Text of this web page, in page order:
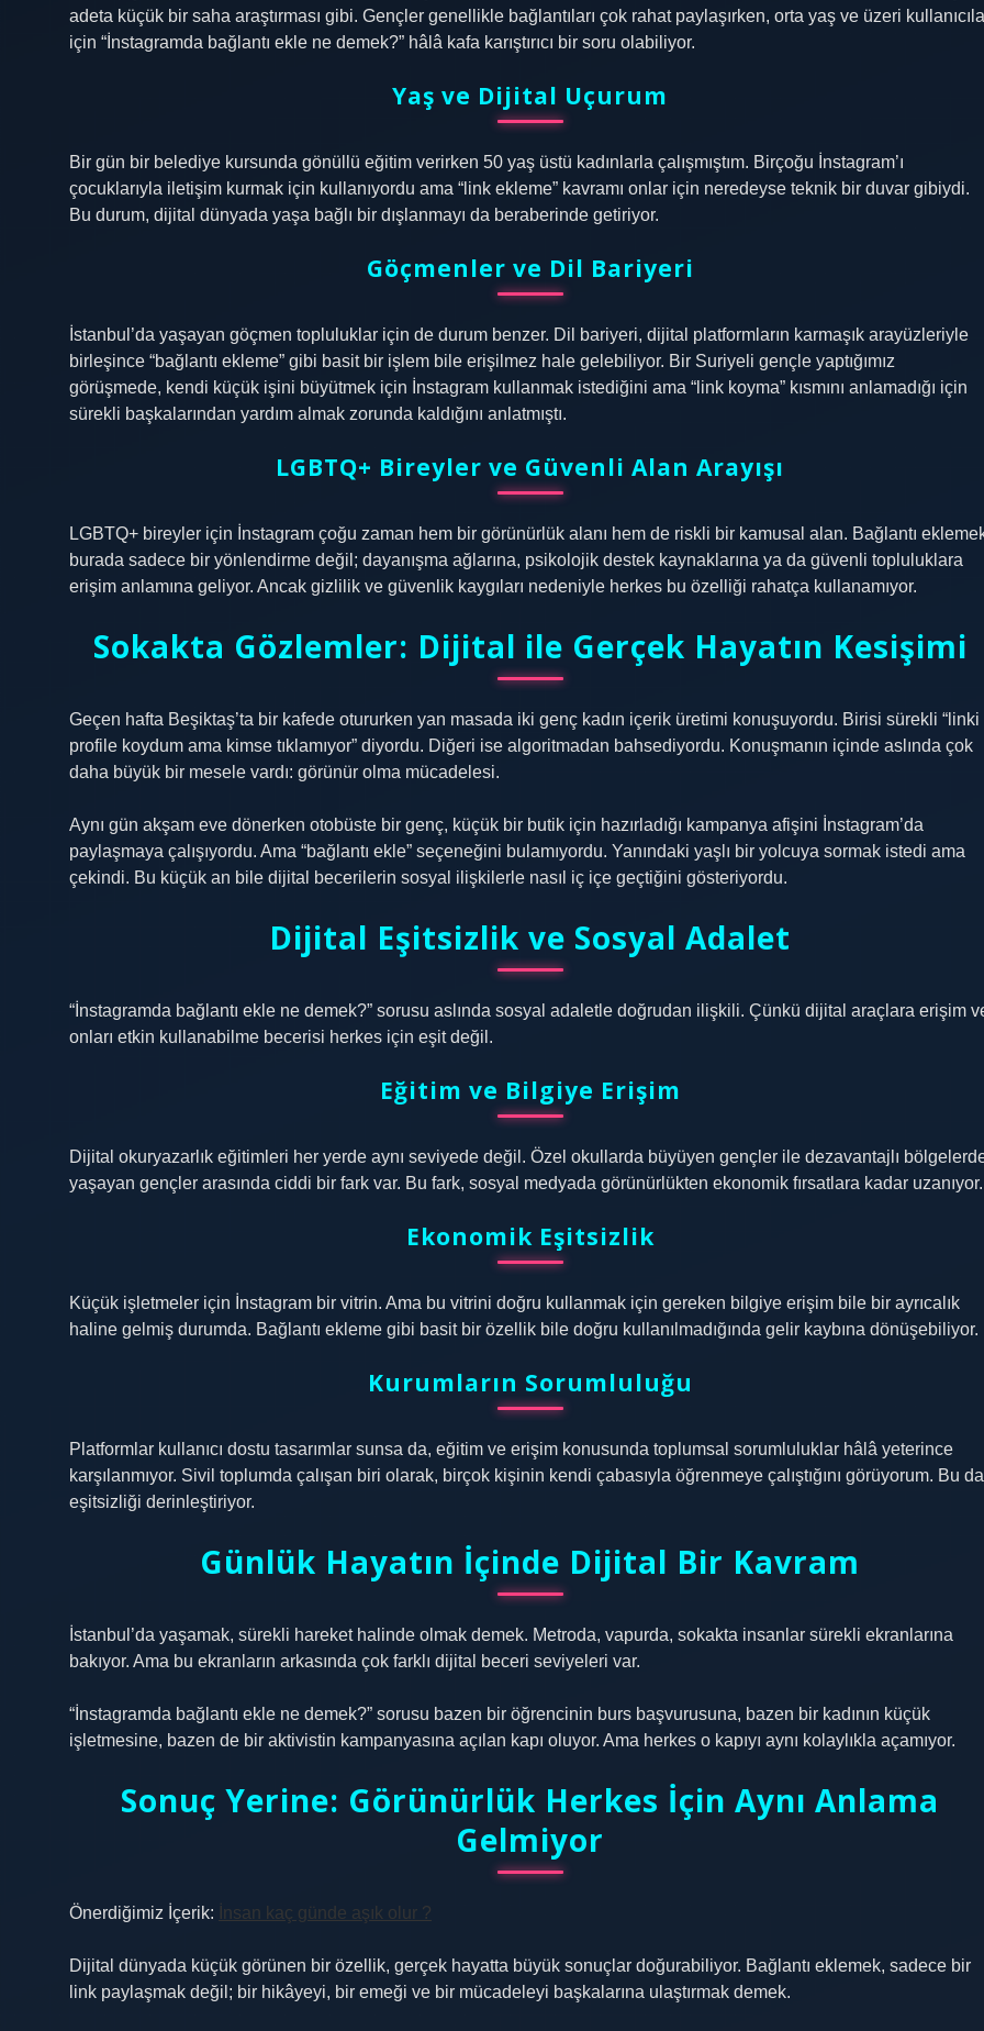
adeta küçük bir saha araştırması gibi. Gençler genellikle bağlantıları çok rahat paylaşırken, orta yaş ve üzeri
için “İnstagramda bağlantı ekle ne demek?” hâlâ kafa karıştırıcı bir soru olabiliyor.
Yaş ve Dijital Uçurum
Bir gün bir belediye kursunda gönüllü eğitim verirken 50 yaş üstü kadınlarla çalışmıştım. Birçoğu İnstagram’ı
çocuklarıyla iletişim kurmak için kullanıyordu ama “link ekleme” kavramı onlar için neredeyse teknik bir duvar gibiydi.
Bu durum, dijital dünyada yaşa bağlı bir dışlanmayı da beraberinde getiriyor.
Göçmenler ve Dil Bariyeri
İstanbul’da yaşayan göçmen topluluklar için de durum benzer. Dil bariyeri, dijital platformların karmaşık arayüzleriyle
birleşince “bağlantı ekleme” gibi basit bir işlem bile erişilmez hale gelebiliyor. Bir Suriyeli gençle yaptığımız
görüşmede, kendi küçük işini büyütmek için İnstagram kullanmak istediğini ama “link koyma” kısmını anlamadığı için
sürekli başkalarından yardım almak zorunda kaldığını anlatmıştı.
LGBTQ+ Bireyler ve Güvenli Alan Arayışı
LGBTQ+ bireyler için İnstagram çoğu zaman hem bir görünürlük alanı hem de riskli bir kamusal alan. Bağlantı
burada sadece bir yönlendirme değil; dayanışma ağlarına, psikolojik destek kaynaklarına ya da güvenli topluluklara
erişim anlamına geliyor. Ancak gizlilik ve güvenlik kaygıları nedeniyle herkes bu özelliği rahatça kullanamıyor.
Sokakta Gözlemler: Dijital ile Gerçek Hayatın Kesişimi
Geçen hafta Beşiktaş’ta bir kafede otururken yan masada iki genç kadın içerik üretimi konuşuyordu. Birisi sürekli “linki
profile koydum ama kimse tıklamıyor” diyordu. Diğeri ise algoritmadan bahsediyordu. Konuşmanın içinde aslında çok
daha büyük bir mesele vardı: görünür olma mücadelesi.
Aynı gün akşam eve dönerken otobüste bir genç, küçük bir butik için hazırladığı kampanya afişini İnstagram’da
paylaşmaya çalışıyordu. Ama “bağlantı ekle” seçeneğini bulamıyordu. Yanındaki yaşlı bir yolcuya sormak istedi ama
çekindi. Bu küçük an bile dijital becerilerin sosyal ilişkilerle nasıl iç içe geçtiğini gösteriyordu.
Dijital Eşitsizlik ve Sosyal Adalet
“İnstagramda bağlantı ekle ne demek?” sorusu aslında sosyal adaletle doğrudan ilişkili. Çünkü dijital araçlara erişim
onları etkin kullanabilme becerisi herkes için eşit değil.
Eğitim ve Bilgiye Erişim
Dijital okuryazarlık eğitimleri her yerde aynı seviyede değil. Özel okullarda büyüyen gençler ile dezavantajlı
yaşayan gençler arasında ciddi bir fark var. Bu fark, sosyal medyada görünürlükten ekonomik fırsatlara kadar uzanıyor.
Ekonomik Eşitsizlik
Küçük işletmeler için İnstagram bir vitrin. Ama bu vitrini doğru kullanmak için gereken bilgiye erişim bile bir ayrıcalık
haline gelmiş durumda. Bağlantı ekleme gibi basit bir özellik bile doğru kullanılmadığında gelir kaybına dönüşebiliyor.
Kurumların Sorumluluğu
Platformlar kullanıcı dostu tasarımlar sunsa da, eğitim ve erişim konusunda toplumsal sorumluluklar hâlâ yeterince
karşılanmıyor. Sivil toplumda çalışan biri olarak, birçok kişinin kendi çabasıyla öğrenmeye çalıştığını görüyorum. Bu da
eşitsizliği derinleştiriyor.
Günlük Hayatın İçinde Dijital Bir Kavram
İstanbul’da yaşamak, sürekli hareket halinde olmak demek. Metroda, vapurda, sokakta insanlar sürekli ekranlarına
bakıyor. Ama bu ekranların arkasında çok farklı dijital beceri seviyeleri var.
“İnstagramda bağlantı ekle ne demek?” sorusu bazen bir öğrencinin burs başvurusuna, bazen bir kadının küçük
işletmesine, bazen de bir aktivistin kampanyasına açılan kapı oluyor. Ama herkes o kapıyı aynı kolaylıkla açamıyor.
Sonuç Yerine: Görünürlük Herkes İçin Aynı Anlama
Gelmiyor
Önerdiğimiz İçerik: İnsan kaç günde aşık olur ?
Dijital dünyada küçük görünen bir özellik, gerçek hayatta büyük sonuçlar doğurabiliyor. Bağlantı eklemek, sadece bir
link paylaşmak değil; bir hikâyeyi, bir emeği ve bir mücadeleyi başkalarına ulaştırmak demek.